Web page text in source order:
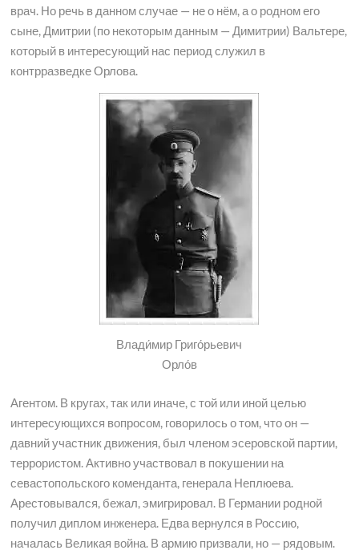
врач. Но речь в данном случае — не о нём, а о родном его
сыне, Дмитрии (по некоторым данным — Димитрии) Вальтере,
который в интересующий нас период служил в
контрразведке Орлова.
Влади́мир Григо́рьевич
Орло́в
Агентом. В кругах, так или иначе, с той или иной целью
интересующихся вопросом, говорилось о том, что он —
давний участник движения, был членом эсеровской партии,
террористом. Активно участвовал в покушении на
севастопольского коменданта, генерала Неплюева.
Арестовывался, бежал, эмигрировал. В Германии родной
получил диплом инженера. Едва вернулся в Россию,
началась Великая война. В армию призвали, но — рядовым.